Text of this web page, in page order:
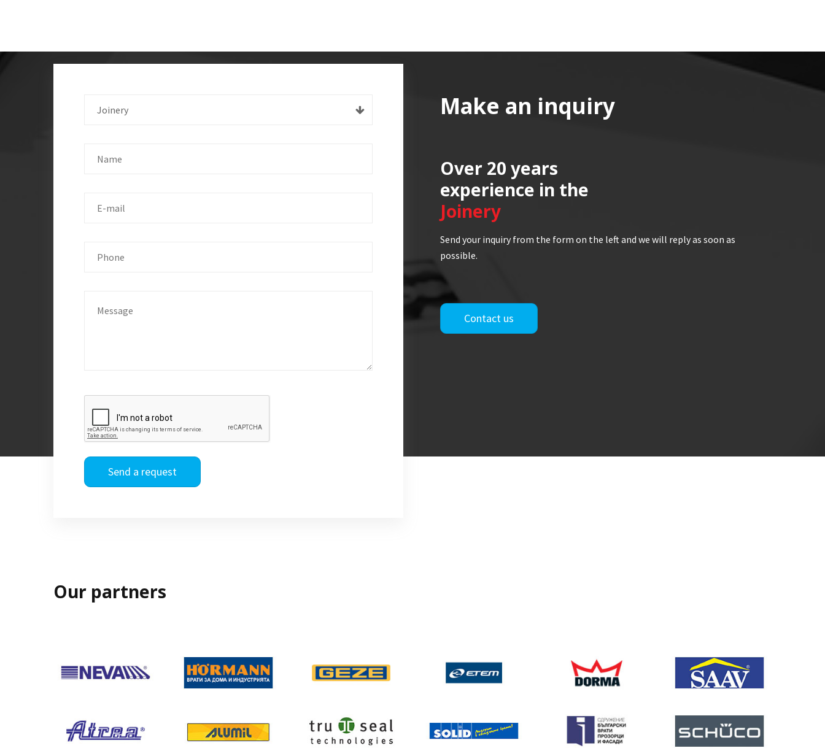
Joinery
Send a request
Make an inquiry
Over 20 years
experience in the
Joinery
Send your inquiry from the form on the left and we will reply as soon as
possible.
Contact us
Our partners